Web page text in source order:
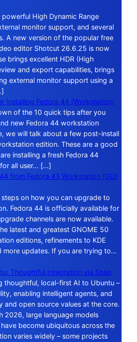
High Dynamic Range
monitor support, and several
A new version of the popular free
editor Shotcut 26.6.25 is now
brings excellent HDR (High
and export capabilities, brings
external monitor support using a
Installing Fedora 44 (Workstation)
of the 10 quick tips after you
new Fedora 44 workstation
we will talk about a few post-install
edition. These are a good
installing a fresh Fedora 44
all user… […]
from Fedora 43 Workstation (GUI
steps on how you can upgrade to
Fedora 44 is officially available for
channels are now available.
latest and greatest GNOME 50
editions, refinements to KDE
more updates. If you are trying to…
Thoughtful Integration via Snap
thoughtful, local-first AI to Ubuntu –
enabling intelligent agents, and
and open source values at the core.
2026, large language models
become ubiquitous across the
varies widely – some projects